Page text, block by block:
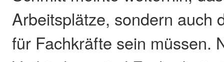
Arbeitsplätze, sondern auch
für Fachkräfte sein müssen.